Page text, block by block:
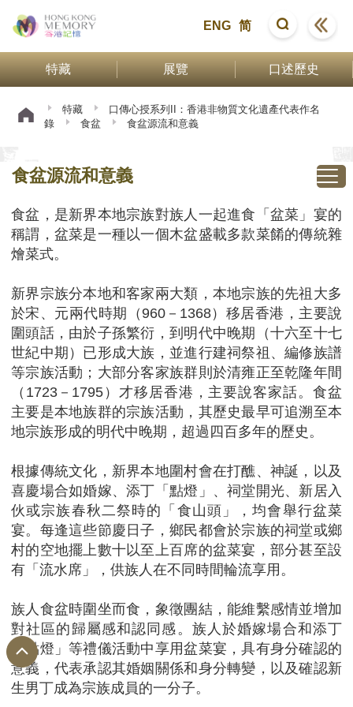
ENG 简
特藏 展覽 口述歷史
特藏
口傳心授系列II：香港非物質文化遺產代表作名
錄
食盆 食盆源流和意義
食盆源流和意義
食盆，是新界本地宗族對族人一起進食「盆菜」宴的
稱謂，盆菜是一種以一個木盆盛載多款菜餚的傳統雜
燴菜式。
新界宗族分本地和客家兩大類，本地宗族的先祖大多
於宋、元兩代時期（960－1368）移居香港，主要說
圍頭話，由於子孫繁衍，到明代中晚期（十六至十七
世紀中期）已形成大族，並進行建祠祭祖、編修族譜
等宗族活動；大部分客家族群則於清雍正至乾隆年間
（1723－1795）才移居香港，主要說客家話。食盆
主要是本地族群的宗族活動，其歷史最早可追溯至本
地宗族形成的明代中晚期，超過四百多年的歷史。
根據傳統文化，新界本地圍村會在打醮、神誕，以及
喜慶場合如婚嫁、添丁「點燈」、祠堂開光、新居入
伙或宗族春秋二祭時的「食山頭」，均會舉行盆菜
宴。每逢這些節慶日子，鄉民都會於宗族的祠堂或鄉
村的空地擺上數十以至上百席的盆菜宴，部分甚至設
有「流水席」，供族人在不同時間輪流享用。
族人食盆時圍坐而食，象徵團結，能維繫感情並增加
對社區的歸屬感和認同感。族人於婚嫁場合和添丁
「點燈」等禮儀活動中享用盆菜宴，具有身分確認的
意義，代表承認其婚姻關係和身分轉變，以及確認新
生男丁成為宗族成員的一分子。